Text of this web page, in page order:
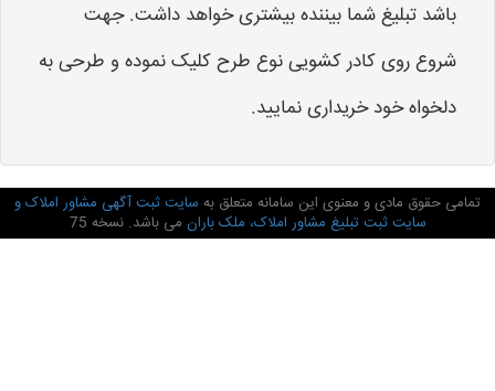
باشد تبلیغ شما بیننده بیشتری خواهد داشت. جهت
شروع روی کادر کشویی نوع طرح کلیک نموده و طرحی به
دلخواه خود خریداری نمایید.
تمامی حقوق مادی و معنوی این سامانه متعلق به سایت ثبت آگهی مشاور املاک و
سایت ثبت تبلیغ مشاور املاک، ملک باران می باشد. نسخه 75